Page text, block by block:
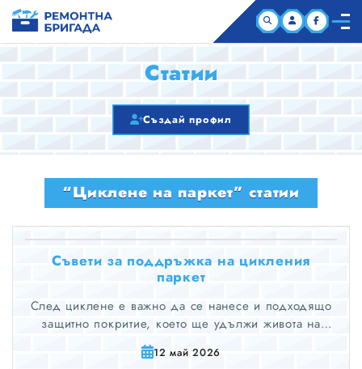
НАЧАЛО
КОМПАНИИ
ЗА НАС
Статии
Създай профил
“Циклене на паркет” статии
Съвети за поддръжка на цикления
паркет
След циклене е важно да се нанесе и подходящо
защитно покритие, което ще удължи живота на
паркетната настилка и ще я предпази от бъдещи
повреди.
12 май 2026